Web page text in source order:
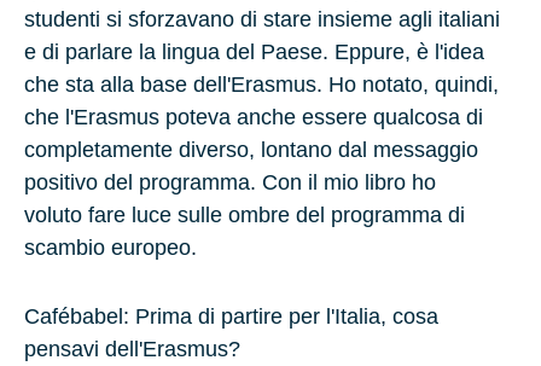
studenti si sforzavano di stare insieme agli italiani
e di parlare la lingua del Paese. Eppure, è l'idea
che sta alla base dell'Erasmus. Ho notato, quindi,
che l'Erasmus poteva anche essere qualcosa di
completamente diverso, lontano dal messaggio
positivo del programma. Con il mio libro ho
voluto fare luce sulle ombre del programma di
scambio europeo.
Cafébabel: Prima di partire per l'Italia, cosa
pensavi dell'Erasmus?